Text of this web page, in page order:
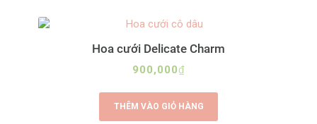
Hoa cưới Delicate Charm
900,000₫
THÊM VÀO GIỎ HÀNG